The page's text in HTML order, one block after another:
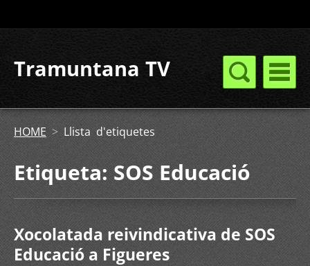
Tramuntana TV
HOME > Llista d'etiquetes
Etiqueta: SOS Educació
Xocolatada reivindicativa de SOS
Educació a Figueres